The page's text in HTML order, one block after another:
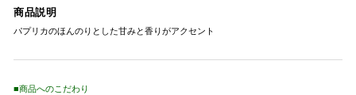
商品説明
パプリカのほんのりとした甘みと香りがアクセント
■商品へのこだわり